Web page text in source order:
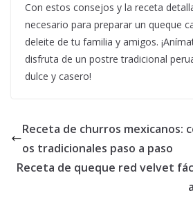
Con estos consejos y la receta
necesario para preparar un queque
deleite de tu familia y amigos.
disfruta de un postre tradicional
dulce y casero!
Receta de churros mexicanos:
os tradicionales paso a paso
Receta de queque red velvet